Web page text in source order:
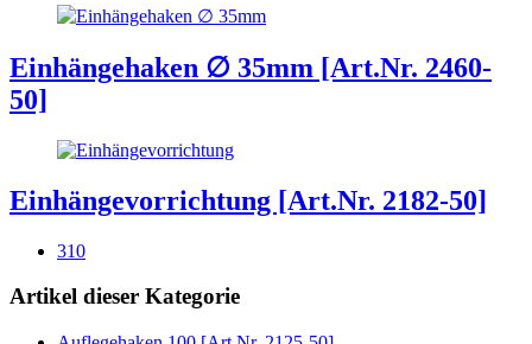
Einhängehaken ∅ 35mm [Art.Nr. 2460-
50]
Einhängevorrichtung [Art.Nr. 2182-50]
310
Artikel dieser Kategorie